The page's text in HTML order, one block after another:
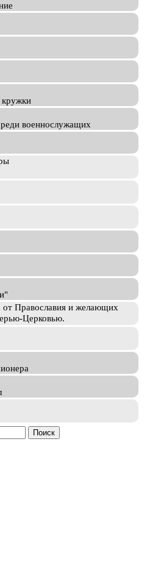
кружки
военнослужащих
Православия и желающих
Церковью.